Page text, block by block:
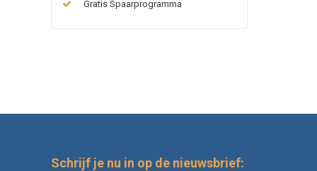
Gratis Spaarprogramma
Schrijf je nu in op de nieuwsbrief: